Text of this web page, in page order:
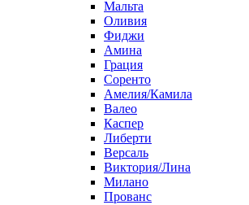
Мальта
Оливия
Фиджи
Амина
Грация
Соренто
Амелия/Камила
Валео
Каспер
Либерти
Версаль
Виктория/Лина
Милано
Прованс